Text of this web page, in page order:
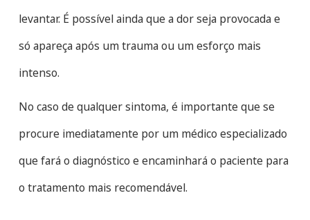
levantar. É possível ainda que a dor seja provocada e
só apareça após um trauma ou um esforço mais
intenso.
No caso de qualquer sintoma, é importante que se
procure imediatamente por um médico especializado
que fará o diagnóstico e encaminhará o paciente para
o tratamento mais recomendável.